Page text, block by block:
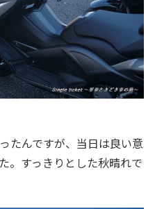
たんですが、当日は良い意
。すっきりとした秋晴れで